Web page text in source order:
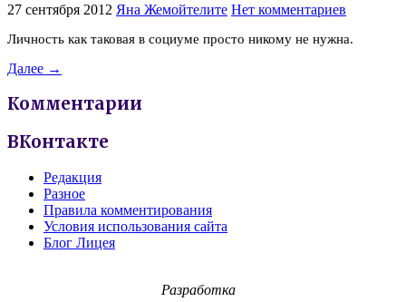
27 сентября 2012 Яна Жемойтелите Нет комментариев
Личность как таковая в социуме просто никому не нужна.
Далее →
Комментарии
ВКонтакте
Редакция
Разное
Правила комментирования
Условия использования сайта
Блог Лицея
Разработка